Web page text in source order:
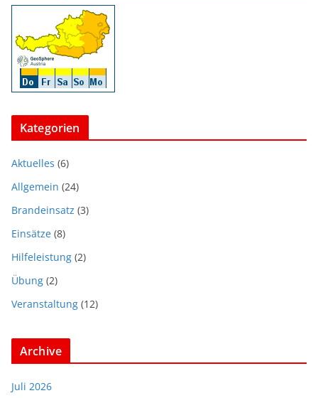
Kategorien
Aktuelles (6)
Allgemein (24)
Brandeinsatz (3)
Einsätze (8)
Hilfeleistung (2)
Übung (2)
Veranstaltung (12)
Archive
Juli 2026